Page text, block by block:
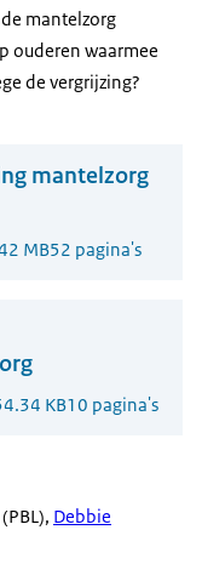
mantelzorg
ouderen waarmee
de vergrijzing?
mantelzorg
MB52 pagina's
KB10 pagina's
Debbie